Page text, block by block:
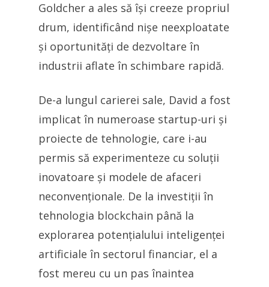
Goldcher a ales să își creeze propriul
drum, identificând nișe neexploatate
și oportunități de dezvoltare în
industrii aflate în schimbare rapidă.
De-a lungul carierei sale, David a fost
implicat în numeroase startup-uri și
proiecte de tehnologie, care i-au
permis să experimenteze cu soluții
inovatoare și modele de afaceri
neconvenționale. De la investiții în
tehnologia blockchain până la
explorarea potențialului inteligenței
artificiale în sectorul financiar, el a
fost mereu cu un pas înaintea